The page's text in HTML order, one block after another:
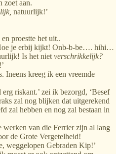
zoet aan.
natuurlijk!’
proestte het uit..
je erbij kijkt! Onb-b-be…. hihi…
Is het niet verschrikkelijk?
Ineens kreeg ik een vreemde
riskant.’ zei ik bezorgd, ‘Besef
zal nog blijken dat uitgerekend
zal hebben en nog zal bestaan in
werken van die Ferrier zijn al lang
de Grote Vergetelheid!
weggelopen Gebraden Kip!’